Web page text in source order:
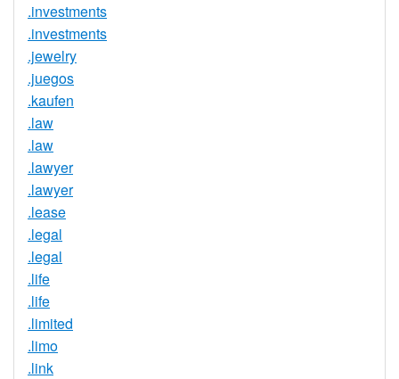
.investments
.investments
.jewelry
.juegos
.kaufen
.law
.law
.lawyer
.lawyer
.lease
.legal
.legal
.life
.life
.limited
.limo
.link